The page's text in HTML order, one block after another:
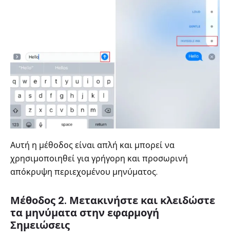
Αυτή η μέθοδος είναι απλή και μπορεί να
χρησιμοποιηθεί για γρήγορη και προσωρινή
απόκρυψη περιεχομένου μηνύματος.
Μέθοδος 2. Μετακινήστε και κλειδώστε
τα μηνύματα στην εφαρμογή
Σημειώσεις